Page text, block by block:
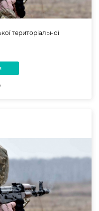
територіальної